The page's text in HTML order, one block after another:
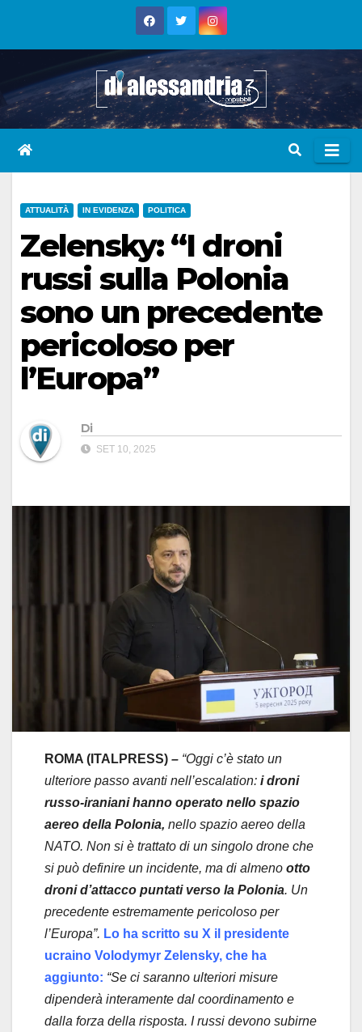
ATTUALITÀ IN EVIDENZA POLITICA
Zelensky: “I droni
russi sulla Polonia
sono un precedente
pericoloso per
l’Europa”
Di
SET 10, 2025
ROMA (ITALPRESS) – “Oggi c’è stato un
ulteriore passo avanti nell’escalation: i droni
russo-iraniani hanno operato nello spazio
aereo della Polonia, nello spazio aereo della
NATO. Non si è trattato di un singolo drone che
si può definire un incidente, ma di almeno otto
droni d’attacco puntati verso la Polonia. Un
precedente estremamente pericoloso per
l’Europa”. Lo ha scritto su X il presidente
ucraino Volodymyr Zelensky, che ha
aggiunto: “Se ci saranno ulteriori misure
dipenderà interamente dal coordinamento e
dalla forza della risposta. I russi devono subirne